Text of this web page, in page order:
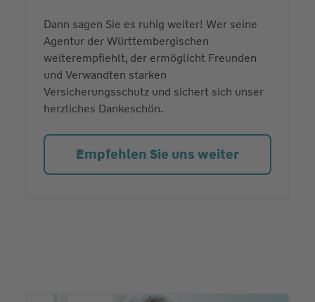
Dann sagen Sie es ruhig weiter! Wer seine
Agentur der Württembergischen
weiterempfiehlt, der ermöglicht Freunden
und Verwandten starken
Versicherungsschutz und sichert sich unser
herzliches Dankeschön.
Empfehlen Sie uns weiter